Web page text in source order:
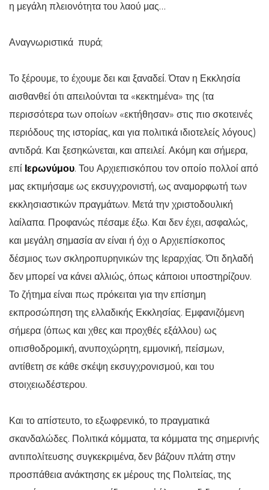
η μεγάλη πλειονότητα του λαού μας…
Αναγνωριστικά πυρά;
Το ξέρουμε, το έχουμε δει και ξαναδεί. Όταν η Εκκλησία
αισθανθεί ότι απειλούνται τα «κεκτημένα» της (τα
περισσότερα των οποίων «εκτήθησαν» στις πιο σκοτεινές
περιόδους της ιστορίας, και για πολιτικά ιδιοτελείς λόγους)
αντιδρά. Και ξεσηκώνεται, και απειλεί. Ακόμη και σήμερα,
επί Ιερωνύμου. Του Αρχιεπισκόπου τον οποίο πολλοί από
μας εκτιμήσαμε ως εκσυγχρονιστή, ως αναμορφωτή των
εκκλησιαστικών πραγμάτων. Μετά την χριστοδουλική
λαίλαπα. Προφανώς πέσαμε έξω. Και δεν έχει, ασφαλώς,
και μεγάλη σημασία αν είναι ή όχι ο Αρχιεπίσκοπος
δέσμιος των σκληροπυρηνικών της Ιεραρχίας. Ότι δηλαδή
δεν μπορεί να κάνει αλλιώς, όπως κάποιοι υποστηρίζουν.
Το ζήτημα είναι πως πρόκειται για την επίσημη
εκπροσώπηση της ελλαδικής Εκκλησίας. Εμφανιζόμενη
σήμερα (όπως και χθες και προχθές εξάλλου) ως
οπισθοδρομική, ανυποχώρητη, εμμονική, πείσμων,
αντίθετη σε κάθε σκέψη εκσυγχρονισμού, και του
στοιχειωδέστερου.
Και το απίστευτο, το εξωφρενικό, το πραγματικά
σκανδαλώδες. Πολιτικά κόμματα, τα κόμματα της σημερινής
αντιπολίτευσης συγκεκριμένα, δεν βάζουν πλάτη στην
προσπάθεια ανάκτησης εκ μέρους της Πολιτείας, της